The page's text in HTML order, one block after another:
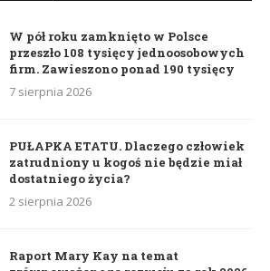
W pół roku zamknięto w Polsce
przeszło 108 tysięcy jednoosobowych
firm. Zawieszono ponad 190 tysięcy
7 sierpnia 2026
PUŁAPKA ETATU. Dlaczego człowiek
zatrudniony u kogoś nie będzie miał
dostatniego życia?
2 sierpnia 2026
Raport Mary Kay na temat